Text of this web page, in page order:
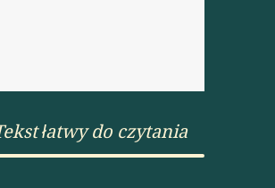
łatwy do czytania